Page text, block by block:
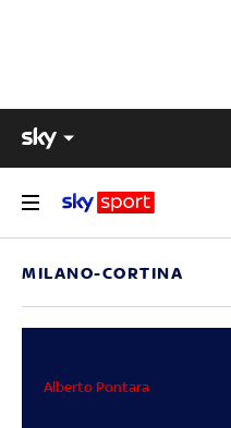
MILANO-CORTINA
Alberto Pontara